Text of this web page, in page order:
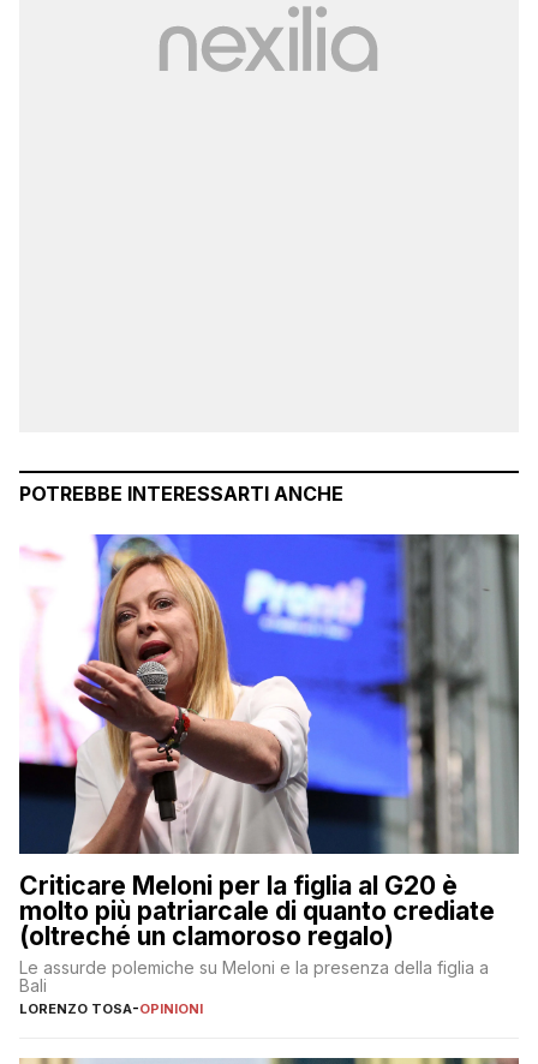
POTREBBE INTERESSARTI ANCHE
Criticare Meloni per la figlia al G20 è
molto più patriarcale di quanto crediate
(oltreché un clamoroso regalo)
Le assurde polemiche su Meloni e la presenza della figlia a
Bali
LORENZO TOSA-OPINIONI